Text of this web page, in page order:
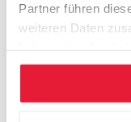
Partner führen
weiteren Daten
gesammelt haben.
Name*
Titel